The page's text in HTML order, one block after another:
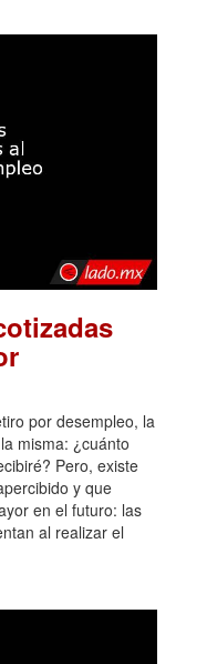
por desempleo, la
misma: ¿cuánto
Pero, existe
y que
en el futuro: las
al realizar el